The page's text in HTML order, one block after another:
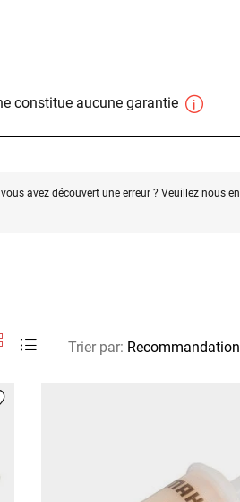
constitue aucune garantie
avez découvert une erreur ? Veuillez nous en
Trier par: